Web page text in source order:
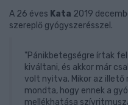
A 26 éves Kata 2019
szereplő gyógyszerésszel.
"Pánikbetegségre írtak
kiváltani, és akkor már
volt nyitva. Mikor az
mondta, hogy ennek a
mellékhatása